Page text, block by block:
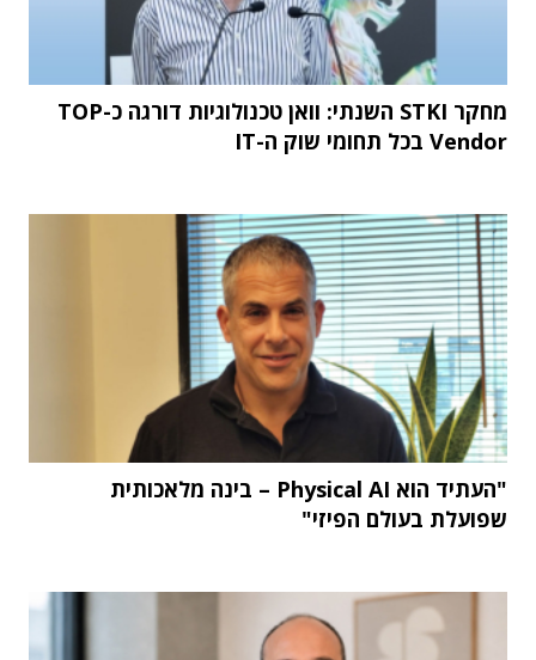
מחקר STKI השנתי: וואן טכנולוגיות דורגה כ-TOP
Vendor בכל תחומי שוק ה-IT
"העתיד הוא Physical AI – בינה מלאכותית
שפועלת בעולם הפיזי"